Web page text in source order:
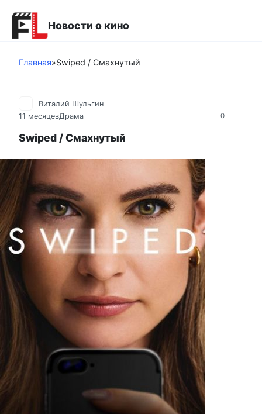
контенту
Новости о кино
Главная»Swiped / Смахнутый
0
Виталий Шульгин
11 месяцевДрама
Swiped / Смахнутый